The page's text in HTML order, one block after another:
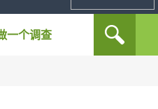
特
一个调查